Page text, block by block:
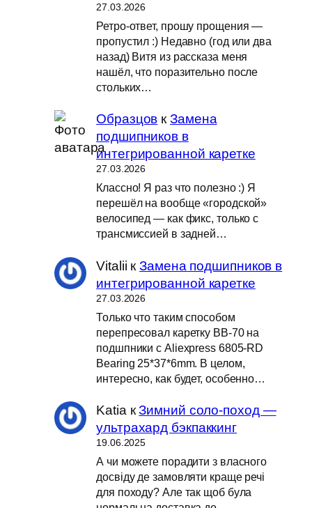
27.03.2026
Ретро-ответ, прошу прощения —
пропустил :) Недавно (год или два
назад) Витя из рассказа меня
нашёл, что поразительно после
стольких…
Образцов кЗамена
подшипников в
интегрированной каретке
27.03.2026
Классно! Я раз что полезно :) Я
перешёл на вообще «городской»
велосипед — как фикс, только с
трансмиссией в задней…
Vitalii кЗамена подшипников в
интегрированной каретке
27.03.2026
Только что таким способом
перепресовал каретку BB-70 на
подшпники с Aliexpress 6805-RD
Bearing 25*37*6mm. В целом,
интересно, как будет, особенно…
KatiaкЗимний соло-поход —
ультрахард бэкпаккинг
19.06.2025
А чи можете порадити з власного
досвіду де замовляти краще речі
для походу? Але так щоб була